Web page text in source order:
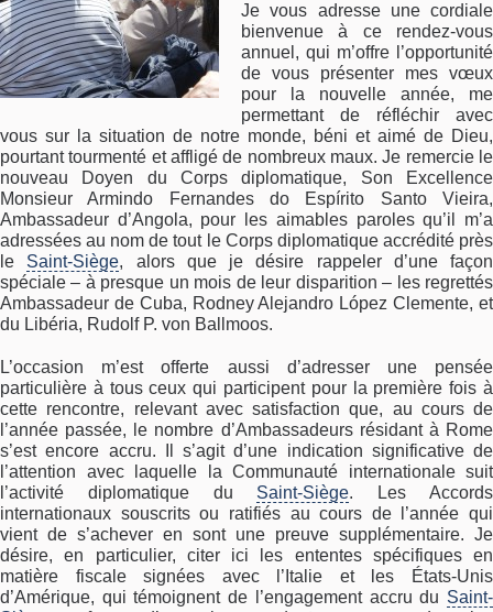
Je vous adresse une cordiale
bienvenue à ce rendez-vous
annuel, qui m’offre l’opportunité
de vous présenter mes vœux
pour la nouvelle année, me
permettant de réfléchir avec
vous sur la situation de notre monde, béni et aimé de Dieu,
pourtant tourmenté et affligé de nombreux maux. Je remercie le
nouveau Doyen du Corps diplomatique, Son Excellence
Monsieur Armindo Fernandes do Espírito Santo Vieira,
Ambassadeur d’Angola, pour les aimables paroles qu’il m’a
adressées au nom de tout le Corps diplomatique accrédité près
le Saint-Siège, alors que je désire rappeler d’une façon
spéciale – à presque un mois de leur disparition – les regrettés
Ambassadeur de Cuba, Rodney Alejandro López Clemente, et
du Libéria, Rudolf P. von Ballmoos.
L’occasion m’est offerte aussi d’adresser une pensée
particulière à tous ceux qui participent pour la première fois à
cette rencontre, relevant avec satisfaction que, au cours de
l’année passée, le nombre d’Ambassadeurs résidant à Rome
s’est encore accru. Il s’agit d’une indication significative de
l’attention avec laquelle la Communauté internationale suit
l’activité diplomatique du Saint-Siège. Les Accords
internationaux souscrits ou ratifiés au cours de l’année qui
vient de s’achever en sont une preuve supplémentaire. Je
désire, en particulier, citer ici les ententes spécifiques en
matière fiscale signées avec l’Italie et les États-Unis
d’Amérique, qui témoignent de l’engagement accru du Saint-